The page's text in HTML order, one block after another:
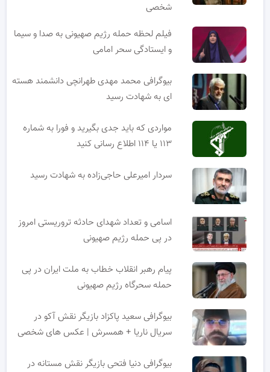
شخصی
فیلم لحظه حمله رژیم صهیونی به صدا و سیما
و ایستادگی سحر امامی
بیوگرافی محمد مهدی طهرانچی دانشمند هسته
ای به شهادت رسید
مواردی که باید جدی بگیرید و فورا به شماره
۱۱۳ یا ۱۱۴ اطلاع رسانی کنید
سردار امیرعلی حاجی‌زاده به شهادت رسید
اسامی و تعداد شهدای حادثه تروریستی امروز
در پی حمله رژیم صهیونی
پیام رهبر انقلاب خطاب به ملت ایران در پی
حمله سحرگاه رژیم صهیونی
بیوگرافی سعید پاکزاد بازیگر نقش آکو در
سریال ناریا + همسرش | عکس های شخصی
بیوگرافی دنیا فتحی بازیگر نقش مستانه در